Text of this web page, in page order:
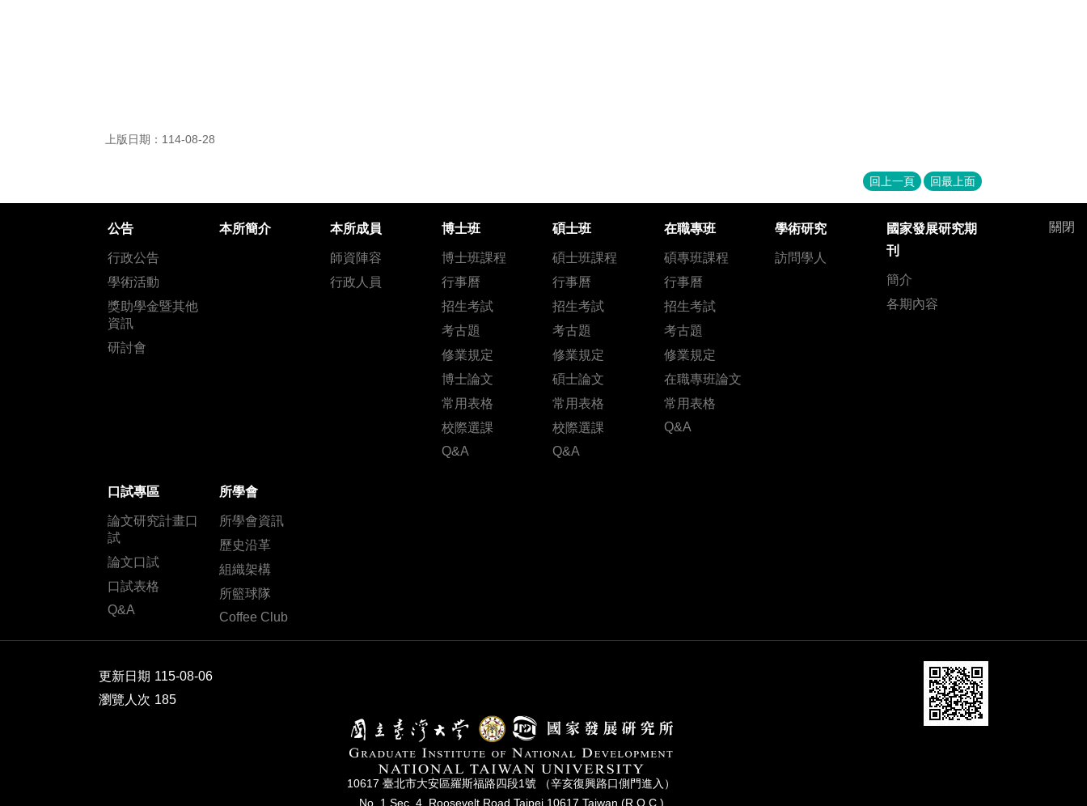
上版日期：114-08-28
回上一頁 回最上面
關閉
公告
行政公告
學術活動
獎助學金暨其他
資訊
研討會
本所簡介 本所成員
師資陣容
行政人員
博士班
博士班課程
行事曆
招生考試
考古題
修業規定
博士論文
常用表格
校際選課
Q&A
碩士班
碩士班課程
行事曆
招生考試
考古題
修業規定
碩士論文
常用表格
校際選課
Q&A
在職專班
碩專班課程
行事曆
招生考試
考古題
修業規定
在職專班論文
常用表格
Q&A
學術研究
訪問學人
國家發展研究期
刊
簡介
各期內容
口試專區
論文研究計畫口
試
論文口試
口試表格
Q&A
所學會
所學會資訊
歷史沿革
組織架構
所籃球隊
Coffee Club
更新日期 115-08-06
瀏覽人次 185
10617 臺北市⼤安區羅斯福路四段1號 （辛亥復興路⼝側⾨進入）
No. 1,Sec. 4, Roosevelt Road,Taipei,10617 Taiwan (R.O.C.)